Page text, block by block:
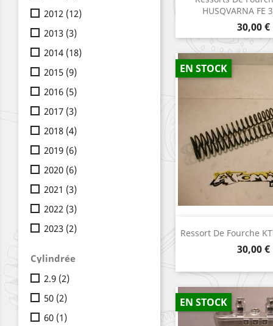
2012 (12)
2013 (3)
2014 (18)
2015 (9)
2016 (5)
2017 (3)
2018 (4)
2019 (6)
2020 (6)
2021 (3)
2022 (3)
2023 (2)
Cylindrée
2.9 (2)
50 (2)
60 (1)
HUSQVARNA FE
Prix
30,00 €
Ressort De Fourche
Prix
30,00 €
EN STOCK
 Aperçu
EN STOCK